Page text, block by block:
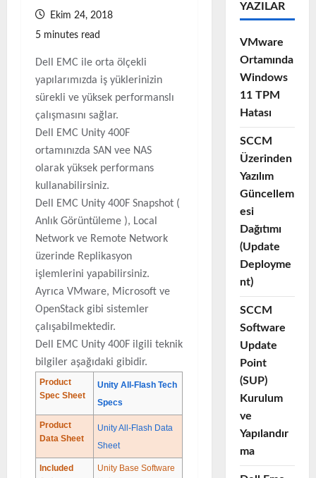
Ekim 24, 2018
5 minutes read
Dell EMC ile orta ölçekli
yapılarımızda iş yüklerinizin
sürekli ve yüksek performanslı
çalışmasını sağlar.
Dell EMC Unity 400F
ortamınızda SAN vee NAS
olarak yüksek performans
kullanabilirsiniz.
Dell EMC Unity 400F Snapshot (
Anlık Görüntüleme ), Local
Network ve Remote Network
üzerinde Replikasyon
işlemlerini yapabilirsiniz.
Ayrıca VMware, Microsoft ve
OpenStack gibi sistemler
çalışabilmektedir.
Dell EMC Unity 400F ilgili teknik
bilgiler aşağıdaki gibidir.
Product
Spec Sheet
Unity All-Flash Tech
Specs
Product
Data Sheet
Unity All-Flash Data
Sheet
Included
Unity Base Software
YAZILAR
VMware
Ortamında
Windows
11 TPM
Hatası
SCCM
Üzerinden
Yazılım
Güncellem
esi
Dağıtımı
(Update
Deployme
nt)
SCCM
Software
Update
Point
(SUP)
Kurulum
ve
Yapılandır
ma